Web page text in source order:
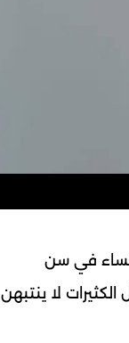
في سن
لا ينتبهن